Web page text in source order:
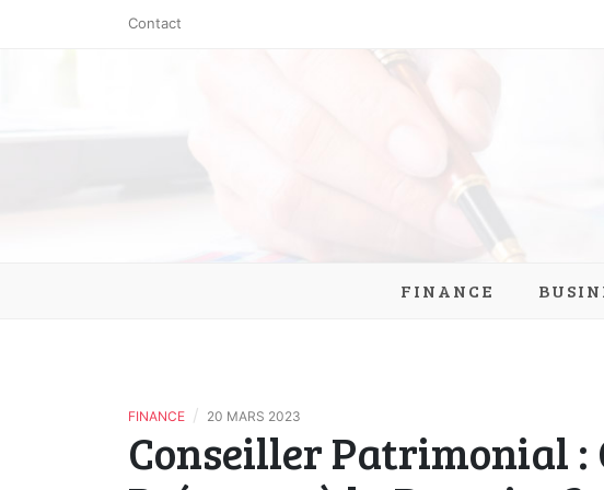
Contact
clic- FINANCE
FINANCE / 20 MARS 2023
Conseiller Patrimonial :